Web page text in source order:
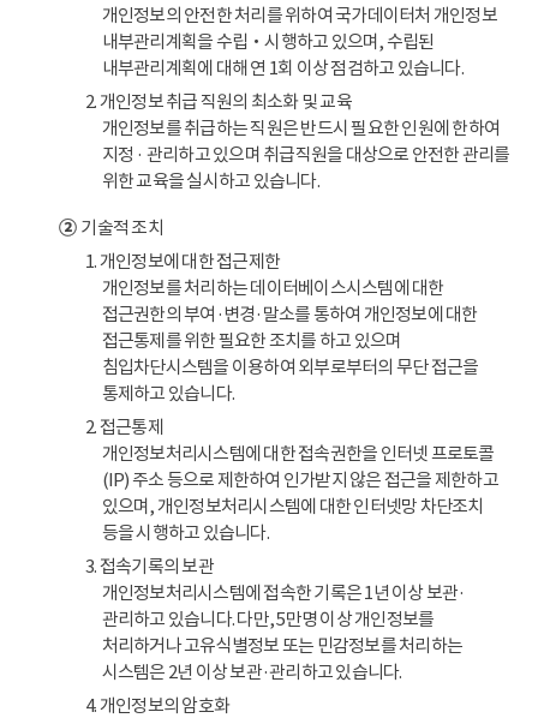
개인정보의 안전한 처리를 위하여 국가데이터처 개인정보
내부관리계획을 수립‧시행하고 있으며, 수립된
내부관리계획에 대해 연 1회 이상 점검하고 있습니다.
2. 개인정보 취급 직원의 최소화 및 교육
개인정보를 취급하는 직원은 반드시 필요한 인원에 한하여
지정 · 관리하고 있으며 취급직원을 대상으로 안전한 관리를
위한 교육을 실시하고 있습니다.
②기술적 조치
1. 개인정보에 대한 접근제한
개인정보를 처리하는 데이터베이스시스템에 대한
접근권한의 부여·변경·말소를 통하여 개인정보에 대한
접근통제를 위한 필요한 조치를 하고 있으며
침입차단시스템을 이용하여 외부로부터의 무단 접근을
통제하고 있습니다.
2. 접근통제
개인정보처리시스템에 대한 접속권한을 인터넷 프로토콜
(IP) 주소 등으로 제한하여 인가받지 않은 접근을 제한하고
있으며, 개인정보처리시스템에 대한 인터넷망 차단조치
등을 시행하고 있습니다.
3. 접속기록의 보관
개인정보처리시스템에 접속한 기록은 1년 이상 보관·
관리하고 있습니다. 다만, 5만명 이상 개인정보를
처리하거나 고유식별정보 또는 민감정보를 처리하는
시스템은 2년 이상 보관·관리하고 있습니다.
4. 개인정보의 암호화